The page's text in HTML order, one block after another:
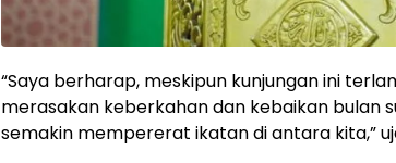
“Saya berharap, meskipun kunjungan ini
merasakan keberkahan dan kebaikan bulan
semakin mempererat ikatan di antara kita,”